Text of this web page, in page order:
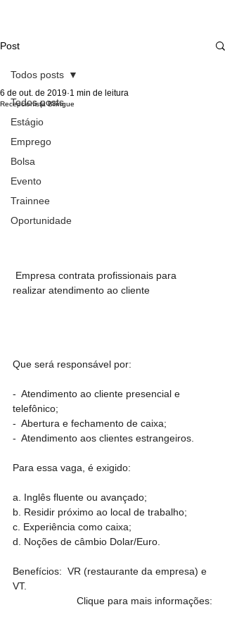
Post
Todos posts
Estágio
Emprego
Bolsa
Evento
Trainnee
Oportunidade
Todos posts
Recepcionista Bilíngue
6 de out. de 2019 1 min de leitura
realizar atendimento ao cliente
Que será responsável por:
-  Atendimento ao cliente presencial e
telefônico;
-  Abertura e fechamento de caixa;
-  Atendimento aos clientes estrangeiros.
Para essa vaga, é exigido:
a. Inglês fluente ou avançado;
b. Residir próximo ao local de trabalho;
c. Experiência como caixa;
d. Noções de câmbio Dolar/Euro.
Benefícios:  VR (restaurante da empresa) e
VT.
Clique para mais informações: